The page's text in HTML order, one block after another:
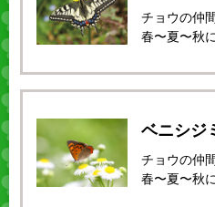
チョウの仲
春〜夏〜秋
ベニシジ
チョウの仲
春〜夏〜秋